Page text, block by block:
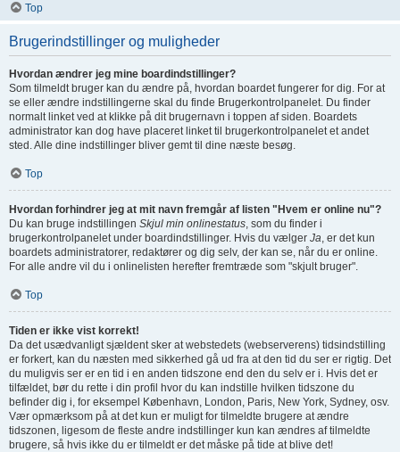
Top
Brugerindstillinger og muligheder
Hvordan ændrer jeg mine boardindstillinger?
Som tilmeldt bruger kan du ændre på, hvordan boardet fungerer for dig. For at
se eller ændre indstillingerne skal du finde Brugerkontrolpanelet. Du finder
normalt linket ved at klikke på dit brugernavn i toppen af siden. Boardets
administrator kan dog have placeret linket til brugerkontrolpanelet et andet
sted. Alle dine indstillinger bliver gemt til dine næste besøg.
Top
Hvordan forhindrer jeg at mit navn fremgår af listen "Hvem er online nu"?
Du kan bruge indstillingen Skjul min onlinestatus , som du finder i
brugerkontrolpanelet under boardindstillinger. Hvis du vælger Ja , er det kun
boardets administratorer, redaktører og dig selv, der kan se, når du er online.
For alle andre vil du i onlinelisten herefter fremtræde som "skjult bruger".
Top
Tiden er ikke vist korrekt!
Da det usædvanligt sjældent sker at webstedets (webserverens) tidsindstilling
er forkert, kan du næsten med sikkerhed gå ud fra at den tid du ser er rigtig. Det
du muligvis ser er en tid i en anden tidszone end den du selv er i. Hvis det er
tilfældet, bør du rette i din profil hvor du kan indstille hvilken tidszone du
befinder dig i, for eksempel København, London, Paris, New York, Sydney, osv.
Vær opmærksom på at det kun er muligt for tilmeldte brugere at ændre
tidszonen, ligesom de fleste andre indstillinger kun kan ændres af tilmeldte
brugere, så hvis ikke du er tilmeldt er det måske på tide at blive det!